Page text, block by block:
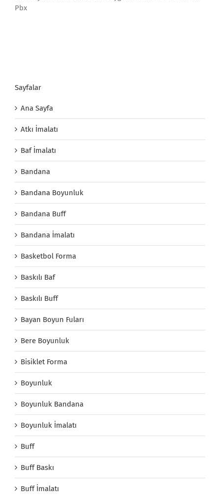
Pbx
Sayfalar
Ana Sayfa
Atkı İmalatı
Baf İmalatı
Bandana
Bandana Boyunluk
Bandana Buff
Bandana İmalatı
Basketbol Forma
Baskılı Baf
Baskılı Buff
Bayan Boyun Fuları
Bere Boyunluk
Bisiklet Forma
Boyunluk
Boyunluk Bandana
Boyunluk İmalatı
Buff
Buff Baskı
Buff İmalatı